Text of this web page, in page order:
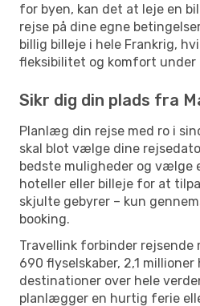
for byen, kan det at leje en
rejse på dine egne
billig billeje i hele Frankrig,
fleksibilitet og komfort under
Sikr dig din plads fra
Planlæg din rejse med ro i
skal blot vælge dine
bedste muligheder og vælge
hoteller eller billeje for at
skjulte gebyrer – kun
booking.
Travellink forbinder rejsende
690 flyselskaber, 2,1
destinationer over hele
planlægger en hurtig ferie